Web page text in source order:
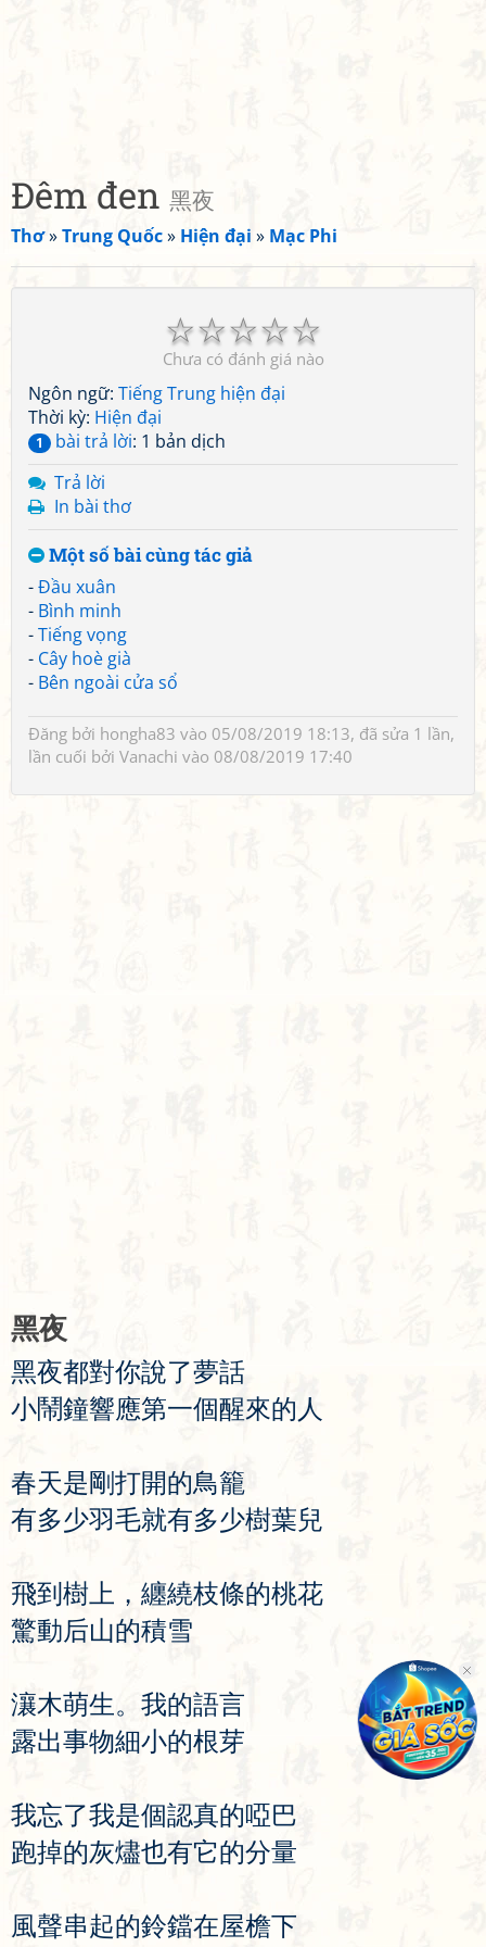
Đêm đen 黑夜
Thơ»Trung Quốc» Hiện đại » Mạc Phi
☆
☆
☆
☆
☆
Chưa có đánh giá nào
Ngôn ngữ: Tiếng Trung hiện đại
Thời kỳ: Hiện đại
1 bài trả lời: 1 bản dịch
Trả lời
In bài thơ
Một số bài cùng tác giả
-Đầu xuân
- Bình minh
-Tiếng vọng
- Cây hoè già
- Bên ngoài cửa sổ
Đăng bởi hongha83 vào 05/08/2019 18:13, đã sửa 1 lần,
lần cuối bởi Vanachi vào 08/08/2019 17:40
黑夜
黑夜都對你說了夢話
小鬧鐘響應第一個醒來的 人
春天是剛打開的鳥籠
有多少羽毛就有多少樹葉兒
飛到 樹 上 ， 纏繞枝條的桃花
驚動后山的積雪
瀼木萌生。 我的語言
露出事物細小的根芽
我忘了我是個認真的啞巴
跑掉的灰燼也有它的分量
風聲串起的鈴鐺在屋檐下